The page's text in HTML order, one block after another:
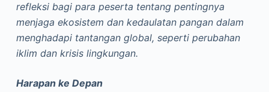
refleksi bagi para peserta tentang pentingnya
menjaga ekosistem dan kedaulatan pangan dalam
menghadapi tantangan global, seperti perubahan
iklim dan krisis lingkungan.
Harapan ke Depan